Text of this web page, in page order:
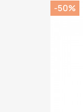
-50%